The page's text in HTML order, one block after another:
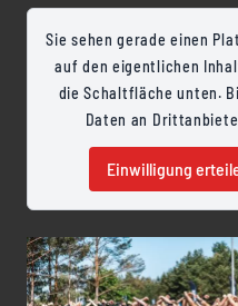
Sie sehen gerade einen
auf den eigentlichen
die Schaltfläche unten.
Daten an
Einwilligung